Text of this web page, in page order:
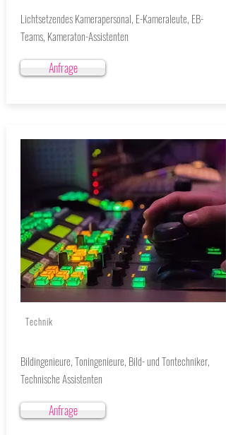
Lichtsetzendes Kamerapersonal, E-Kameraleute, EB-
Teams, Kameraton-Assistenten
Anfrage
Technik
Bildingenieure, Toningenieure, Bild- und Tontechniker,
Technische Assistenten
Anfrage